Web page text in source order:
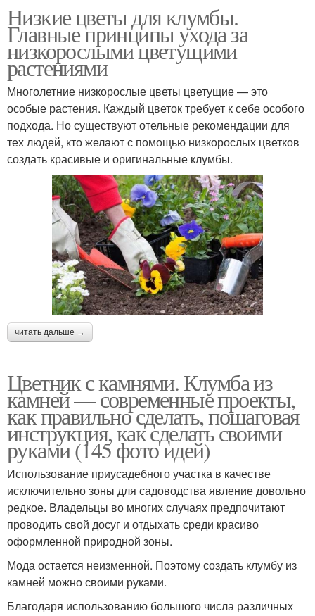
Низкие цветы для клумбы.
Главные принципы ухода за
низкорослыми цветущими
растениями
Многолетние низкорослые цветы цветущие — это
особые растения. Каждый цветок требует к себе особого
подхода. Но существуют отельные рекомендации для
тех людей, кто желают с помощью низкорослых цветков
создать красивые и оригинальные клумбы.
читать дальше →
Цветник с камнями. Клумба из
камней — современные проекты,
как правильно сделать, пошаговая
инструкция, как сделать своими
руками (145 фото идей)
Использование приусадебного участка в качестве
исключительно зоны для садоводства явление довольно
редкое. Владельцы во многих случаях предпочитают
проводить свой досуг и отдыхать среди красиво
оформленной природной зоны.
Мода остается неизменной. Поэтому создать клумбу из
камней можно своими руками.
Благодаря использованию большого числа различных